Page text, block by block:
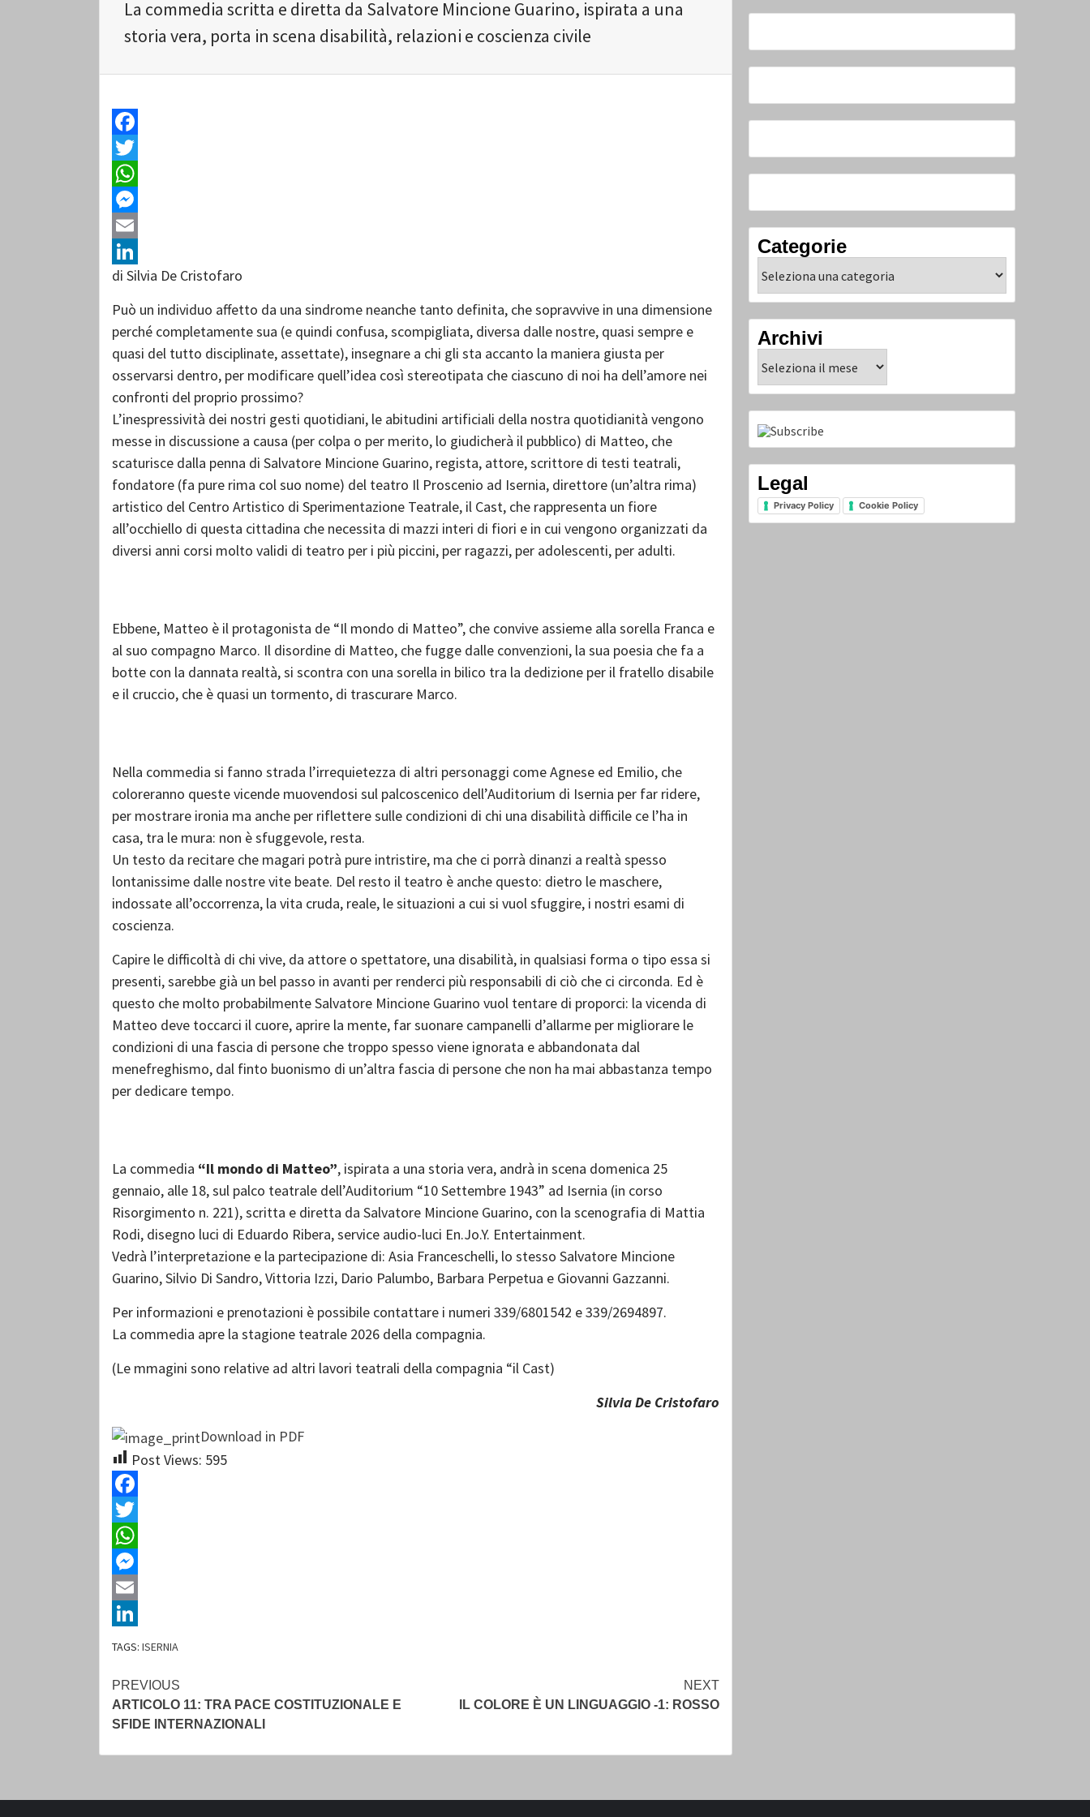
La commedia scritta e diretta da Salvatore Mincione Guarino, ispirata a una
storia vera, porta in scena disabilità, relazioni e coscienza civile
Facebook
Twitter
WhatsApp
Messenger
Email
LinkedIn
di Silvia De Cristofaro
Può un individuo affetto da una sindrome neanche tanto definita, che sopravvive in una dimensione
perché completamente sua (e quindi confusa, scompigliata, diversa dalle nostre, quasi sempre e
quasi del tutto disciplinate, assettate), insegnare a chi gli sta accanto la maniera giusta per
osservarsi dentro, per modificare quell’idea così stereotipata che ciascuno di noi ha dell’amore nei
confronti del proprio prossimo?
L’inespressività dei nostri gesti quotidiani, le abitudini artificiali della nostra quotidianità vengono
messe in discussione a causa (per colpa o per merito, lo giudicherà il pubblico) di Matteo, che
scaturisce dalla penna di Salvatore Mincione Guarino, regista, attore, scrittore di testi teatrali,
fondatore (fa pure rima col suo nome) del teatro Il Proscenio ad Isernia, direttore (un’altra rima)
artistico del Centro Artistico di Sperimentazione Teatrale, il Cast, che rappresenta un fiore
all’occhiello di questa cittadina che necessita di mazzi interi di fiori e in cui vengono organizzati da
diversi anni corsi molto validi di teatro per i più piccini, per ragazzi, per adolescenti, per adulti.
Ebbene, Matteo è il protagonista de “Il mondo di Matteo”, che convive assieme alla sorella Franca e
al suo compagno Marco. Il disordine di Matteo, che fugge dalle convenzioni, la sua poesia che fa a
botte con la dannata realtà, si scontra con una sorella in bilico tra la dedizione per il fratello disabile
e il cruccio, che è quasi un tormento, di trascurare Marco.
Nella commedia si fanno strada l’irrequietezza di altri personaggi come Agnese ed Emilio, che
coloreranno queste vicende muovendosi sul palcoscenico dell’Auditorium di Isernia per far ridere,
per mostrare ironia ma anche per riflettere sulle condizioni di chi una disabilità difficile ce l’ha in
casa, tra le mura: non è sfuggevole, resta.
Un testo da recitare che magari potrà pure intristire, ma che ci porrà dinanzi a realtà spesso
lontanissime dalle nostre vite beate. Del resto il teatro è anche questo: dietro le maschere,
indossate all’occorrenza, la vita cruda, reale, le situazioni a cui si vuol sfuggire, i nostri esami di
coscienza.
Capire le difficoltà di chi vive, da attore o spettatore, una disabilità, in qualsiasi forma o tipo essa si
presenti, sarebbe già un bel passo in avanti per renderci più responsabili di ciò che ci circonda. Ed è
questo che molto probabilmente Salvatore Mincione Guarino vuol tentare di proporci: la vicenda di
Matteo deve toccarci il cuore, aprire la mente, far suonare campanelli d’allarme per migliorare le
condizioni di una fascia di persone che troppo spesso viene ignorata e abbandonata dal
menefreghismo, dal finto buonismo di un’altra fascia di persone che non ha mai abbastanza tempo
per dedicare tempo.
La commedia “Il mondo di Matteo”, ispirata a una storia vera, andrà in scena domenica 25
gennaio, alle 18, sul palco teatrale dell’Auditorium “10 Settembre 1943” ad Isernia (in corso
Risorgimento n. 221), scritta e diretta da Salvatore Mincione Guarino, con la scenografia di Mattia
Rodi, disegno luci di Eduardo Ribera, service audio-luci En.Jo.Y. Entertainment.
Vedrà l’interpretazione e la partecipazione di: Asia Franceschelli, lo stesso Salvatore Mincione
Guarino, Silvio Di Sandro, Vittoria Izzi, Dario Palumbo, Barbara Perpetua e Giovanni Gazzanni.
Per informazioni e prenotazioni è possibile contattare i numeri 339/6801542 e 339/2694897.
La commedia apre la stagione teatrale 2026 della compagnia.
(Le mmagini sono relative ad altri lavori teatrali della compagnia “il Cast)
Silvia De Cristofaro
Download in PDF
Post Views: 595
Facebook
Twitter
WhatsApp
Messenger
Email
LinkedIn
TAGS: ISERNIA
Continue
Reading
PREVIOUS
ARTICOLO 11: TRA PACE COSTITUZIONALE E
SFIDE INTERNAZIONALI
NEXT
IL COLORE È UN LINGUAGGIO -1: ROSSO
Categorie
Archivi
Legal
Privacy Policy Cookie Policy